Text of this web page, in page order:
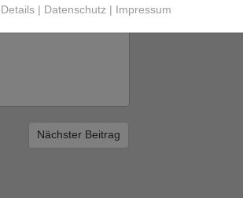
Nächster Beitrag
| Datenschutz | Impressum